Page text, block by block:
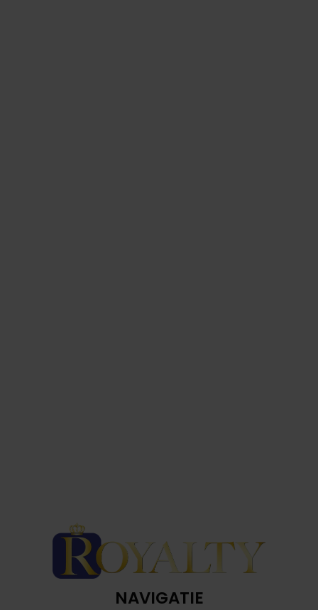
NAVIGATIE